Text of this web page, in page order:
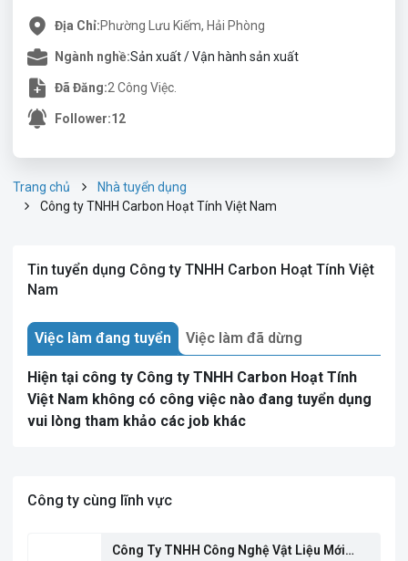
Địa Chỉ:Phường Lưu Kiếm, Hải Phòng
Ngành nghề:Sản xuất / Vận hành sản xuất
Đã Đăng:2 Công Việc.
Follower:12
Trang chủ
Nhà tuyển dụng
Công ty TNHH Carbon Hoạt Tính Việt Nam
Tin tuyển dụng Công ty TNHH Carbon Hoạt Tính Việt
Nam
Việc làm đang tuyển Việc làm đã dừng
Hiện tại công ty Công ty TNHH Carbon Hoạt Tính
Việt Nam không có công việc nào đang tuyển dụng
vui lòng tham khảo các job khác
Công ty cùng lĩnh vực
Công Ty TNHH Công Nghệ Vật Liệu Mới